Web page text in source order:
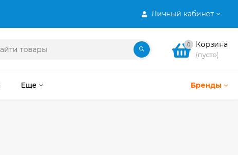
Личный кабинет
0 Корзина
(пусто)
Бренды
Еще